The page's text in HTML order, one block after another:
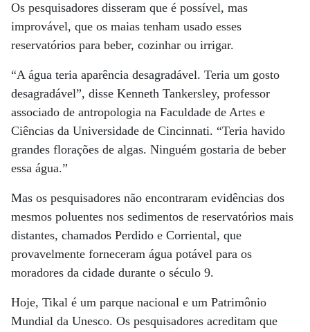
Os pesquisadores disseram que é possível, mas
improvável, que os maias tenham usado esses
reservatórios para beber, cozinhar ou irrigar.
“A água teria aparência desagradável. Teria um gosto
desagradável”, disse Kenneth Tankersley, professor
associado de antropologia na Faculdade de Artes e
Ciências da Universidade de Cincinnati. “Teria havido
grandes florações de algas. Ninguém gostaria de beber
essa água.”
Mas os pesquisadores não encontraram evidências dos
mesmos poluentes nos sedimentos de reservatórios mais
distantes, chamados Perdido e Corriental, que
provavelmente forneceram água potável para os
moradores da cidade durante o século 9.
Hoje, Tikal é um parque nacional e um Patrimônio
Mundial da Unesco. Os pesquisadores acreditam que